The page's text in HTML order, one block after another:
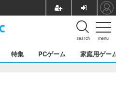
menu
search
特集 PCゲーム 家庭用ゲー